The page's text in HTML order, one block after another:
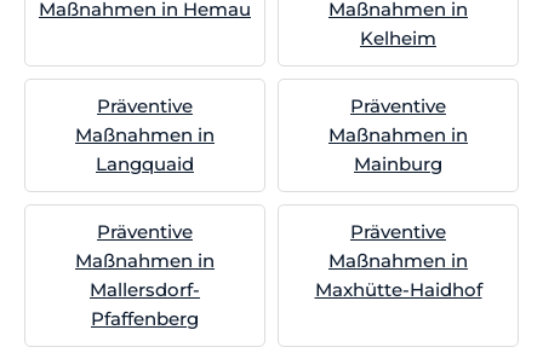
Maßnahmen in Hemau
Maßnahmen in
Kelheim
Präventive
Maßnahmen in
Langquaid
Präventive
Maßnahmen in
Mainburg
Präventive
Maßnahmen in
Mallersdorf-
Pfaffenberg
Präventive
Maßnahmen in
Maxhütte-Haidhof